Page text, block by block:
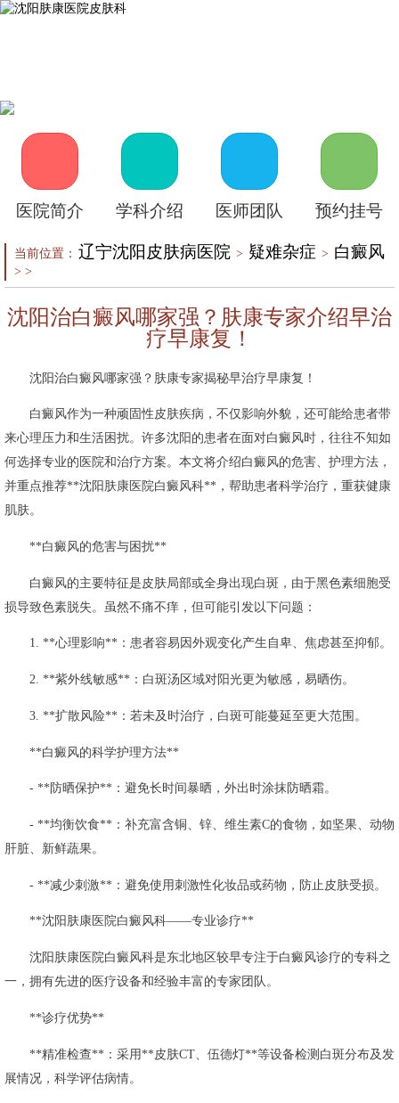
医院简介 学科介绍 医师团队 预约挂号
当前位置： 辽宁沈阳皮肤病医院 > 疑难杂症 > 白癜风
> >
沈阳治白癜风哪家强？肤康专家介绍早治
疗早康复！
沈阳治白癜风哪家强？肤康专家揭秘早治疗早康复！
白癜风作为一种顽固性皮肤疾病，不仅影响外貌，还可能给患者带
来心理压力和生活困扰。许多沈阳的患者在面对白癜风时，往往不知如
何选择专业的医院和治疗方案。本文将介绍白癜风的危害、护理方法，
并重点推荐**沈阳肤康医院白癜风科**，帮助患者科学治疗，重获健康
肌肤。
**白癜风的危害与困扰**
白癜风的主要特征是皮肤局部或全身出现白斑，由于黑色素细胞受
损导致色素脱失。虽然不痛不痒，但可能引发以下问题：
1. **心理影响**：患者容易因外观变化产生自卑、焦虑甚至抑郁。
2. **紫外线敏感**：白斑汤区域对阳光更为敏感，易晒伤。
3. **扩散风险**：若未及时治疗，白斑可能蔓延至更大范围。
**白癜风的科学护理方法**
- **防晒保护**：避免长时间暴晒，外出时涂抹防晒霜。
- **均衡饮食**：补充富含铜、锌、维生素C的食物，如坚果、动物
肝脏、新鲜蔬果。
- **减少刺激**：避免使用刺激性化妆品或药物，防止皮肤受损。
**沈阳肤康医院白癜风科——专业诊疗**
沈阳肤康医院白癜风科是东北地区较早专注于白癜风诊疗的专科之
一，拥有先进的医疗设备和经验丰富的专家团队。
**诊疗优势**
**精准检查**：采用**皮肤CT、伍德灯**等设备检测白斑分布及发
展情况，科学评估病情。